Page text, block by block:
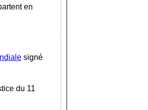
en
signé
du 11